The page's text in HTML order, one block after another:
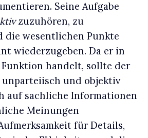
Seine Aufgabe
zuzuhören, zu
die wesentlichen Punkte
wiederzugeben. Da er in
handelt, sollte der
und objektiv
auf sachliche Informationen
Meinungen
für Details,